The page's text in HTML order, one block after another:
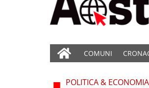
COMUNI
POLITICA & ECONOMIA